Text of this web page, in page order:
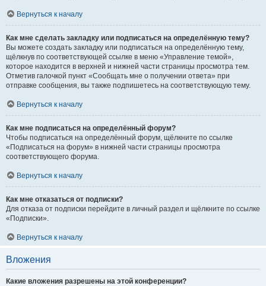
Вернуться к началу
Как мне сделать закладку или подписаться на определённую тему?
Вы можете создать закладку или подписаться на определённую тему,
щёлкнув по соответствующей ссылке в меню «Управление темой»,
которое находится в верхней и нижней части страницы просмотра тем.
Отметив галочкой пункт «Сообщать мне о получении ответа» при
отправке сообщения, вы также подпишетесь на соответствующую тему.
Вернуться к началу
Как мне подписаться на определённый форум?
Чтобы подписаться на определённый форум, щёлкните по ссылке
«Подписаться на форум» в нижней части страницы просмотра
соответствующего форума.
Вернуться к началу
Как мне отказаться от подписки?
Для отказа от подписки перейдите в личный раздел и щёлкните по ссылке
«Подписки».
Вернуться к началу
Вложения
Какие вложения разрешены на этой конференции?